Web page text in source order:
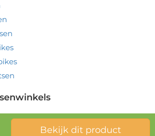
Bekijk dit product